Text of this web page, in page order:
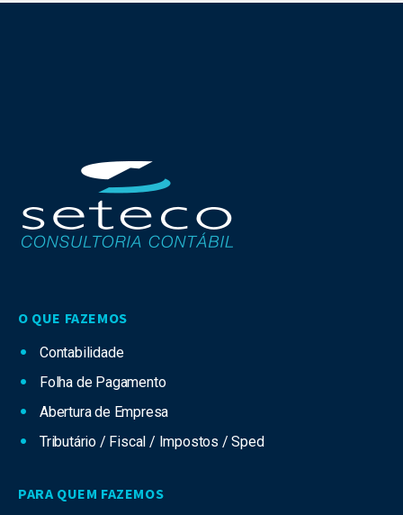
O QUE FAZEMOS
Contabilidade
Folha de Pagamento
Abertura de Empresa
Tributário / Fiscal / Impostos / Sped
PARA QUEM FAZEMOS